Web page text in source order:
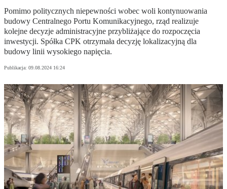
Pomimo politycznych niepewności wobec woli kontynuowania
budowy Centralnego Portu Komunikacyjnego, rząd realizuje
kolejne decyzje administracyjne przybliżające do rozpoczęcia
inwestycji. Spółka CPK otrzymała decyzję lokalizacyjną dla
budowy linii wysokiego napięcia.
Publikacja: 09.08.2024 16:24